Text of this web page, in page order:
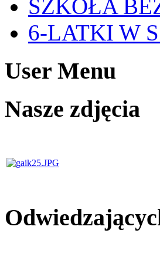
SZKOŁA
6-LATKI W
User Menu
Nasze zdjęcia